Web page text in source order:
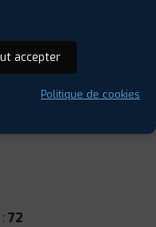
72
accepter
Politique de cookies